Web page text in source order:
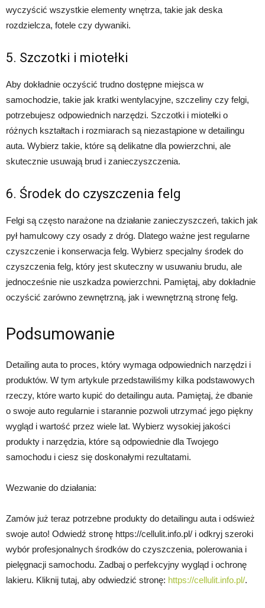
wyczyścić wszystkie elementy wnętrza, takie jak deska
rozdzielcza, fotele czy dywaniki.
5. Szczotki i miotełki
Aby dokładnie oczyścić trudno dostępne miejsca w
samochodzie, takie jak kratki wentylacyjne, szczeliny czy felgi,
potrzebujesz odpowiednich narzędzi. Szczotki i miotełki o
różnych kształtach i rozmiarach są niezastąpione w detailingu
auta. Wybierz takie, które są delikatne dla powierzchni, ale
skutecznie usuwają brud i zanieczyszczenia.
6. Środek do czyszczenia felg
Felgi są często narażone na działanie zanieczyszczeń, takich jak
pył hamulcowy czy osady z dróg. Dlatego ważne jest regularne
czyszczenie i konserwacja felg. Wybierz specjalny środek do
czyszczenia felg, który jest skuteczny w usuwaniu brudu, ale
jednocześnie nie uszkadza powierzchni. Pamiętaj, aby dokładnie
oczyścić zarówno zewnętrzną, jak i wewnętrzną stronę felg.
Podsumowanie
Detailing auta to proces, który wymaga odpowiednich narzędzi i
produktów. W tym artykule przedstawiliśmy kilka podstawowych
rzeczy, które warto kupić do detailingu auta. Pamiętaj, że dbanie
o swoje auto regularnie i starannie pozwoli utrzymać jego piękny
wygląd i wartość przez wiele lat. Wybierz wysokiej jakości
produkty i narzędzia, które są odpowiednie dla Twojego
samochodu i ciesz się doskonałymi rezultatami.
Wezwanie do działania:
Zamów już teraz potrzebne produkty do detailingu auta i odśwież
swoje auto! Odwiedź stronę https://cellulit.info.pl/ i odkryj szeroki
wybór profesjonalnych środków do czyszczenia, polerowania i
pielęgnacji samochodu. Zadbaj o perfekcyjny wygląd i ochronę
lakieru. Kliknij tutaj, aby odwiedzić stronę: https://cellulit.info.pl/.